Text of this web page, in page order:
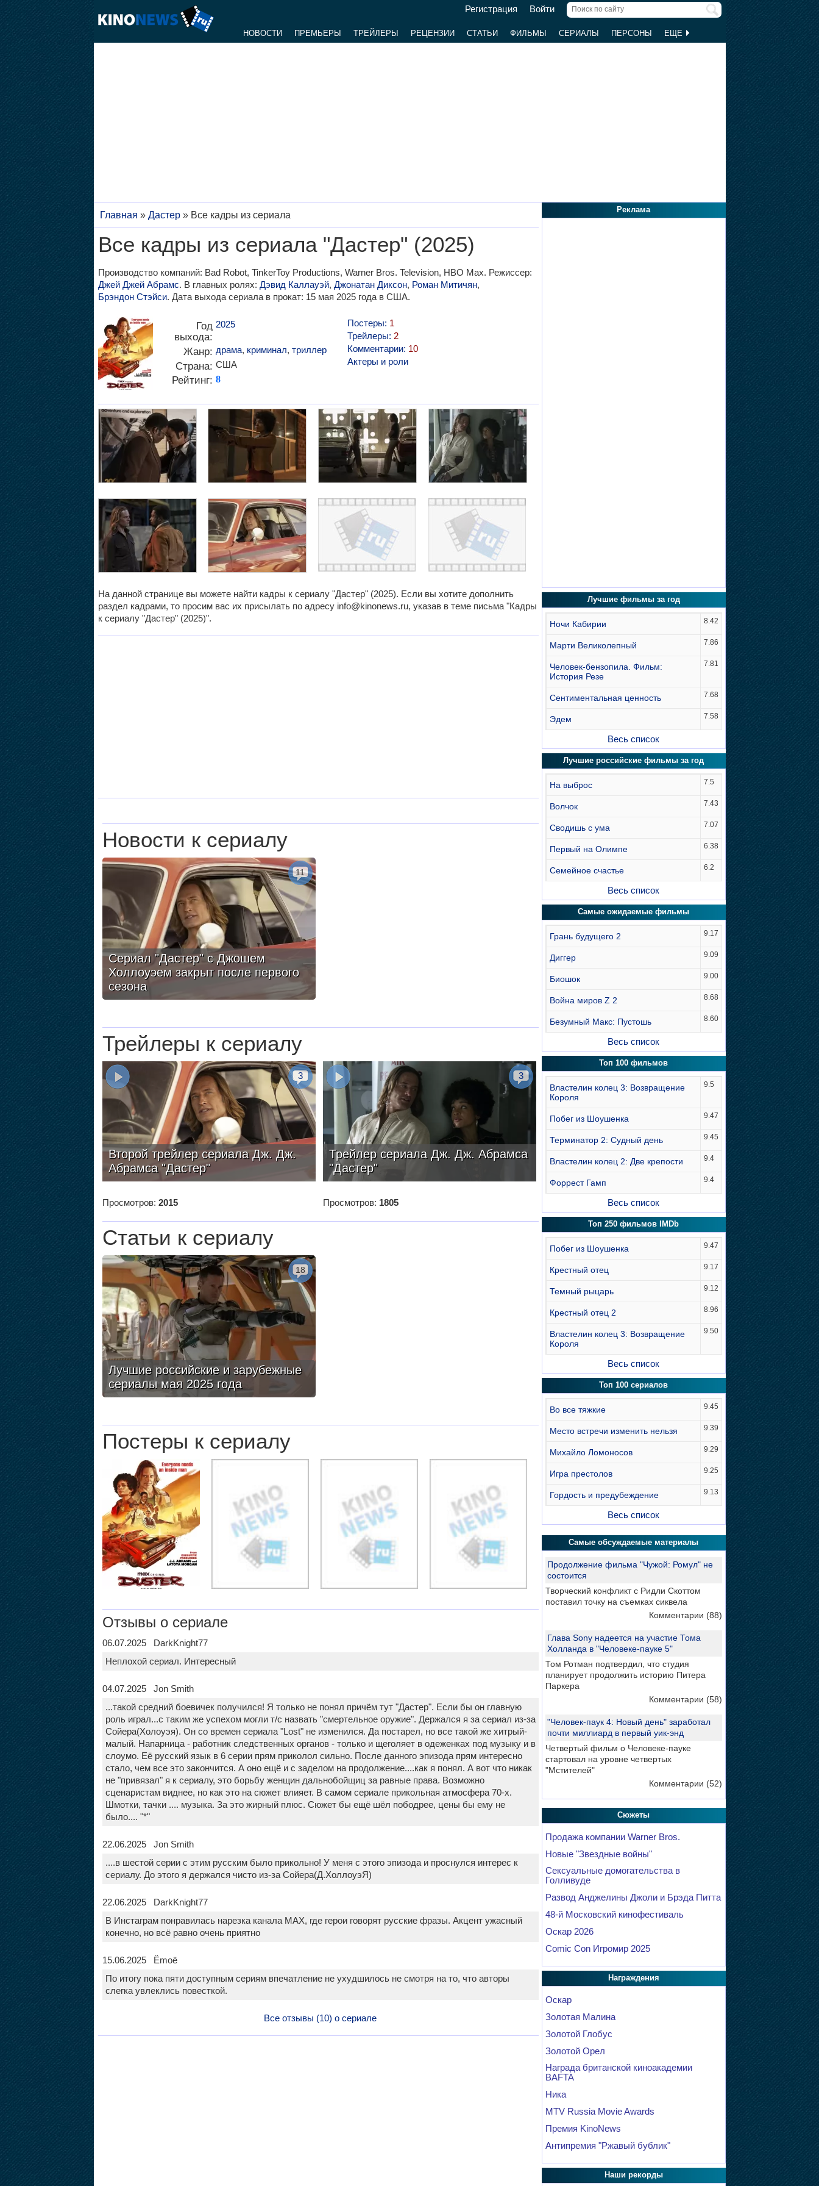
Регистрация Войти
НОВОСТИ ПРЕМЬЕРЫ ТРЕЙЛЕРЫ РЕЦЕНЗИИ СТАТЬИ ФИЛЬМЫ СЕРИАЛЫ ПЕРСОНЫ ЕЩЕ
Главная » Дастер» Все кадры из сериала
Все кадры из сериала "Дастер" (2025)
Производство компаний: Bad Robot, TinkerToy Productions, Warner Bros. Television, HBO Max. Режиссер:
Джей Джей Абрамс. В главных ролях: Дэвид Каллауэй, Джонатан Диксон, Роман Митичян,
Брэндон Стэйси. Дата выхода сериала в прокат: 15 мая 2025 года в США.
Год
выхода:
2025
Жанр: драма, криминал, триллер
Страна: США
Рейтинг: 8
Постеры: 1
Трейлеры: 2
Комментарии: 10
Актеры и роли
На данной странице вы можете найти кадры к сериалу "Дастер" (2025). Если вы хотите дополнить
раздел кадрами, то просим вас их присылать по адресу info@kinonews.ru, указав в теме письма "Кадры
к сериалу "Дастер" (2025)".
Новости к сериалу
Сериал "Дастер" с Джошем
Холлоуэем закрыт после первого
сезона
11
Трейлеры к сериалу
Второй трейлер сериала Дж. Дж.
Абрамса "Дастер"
3
Просмотров: 2015
Трейлер сериала Дж. Дж. Абрамса
"Дастер"
3
Просмотров: 1805
Статьи к сериалу
Лучшие российские и зарубежные
сериалы мая 2025 года
18
Постеры к сериалу
Отзывы о сериале
06.07.2025 DarkKnight77
Неплохой сериал. Интересный
04.07.2025 Jon Smith
...такой средний боевичек получился! Я только не понял причём тут "Дастер". Если бы он главную
роль играл...с таким же успехом могли т/с назвать "смертельное оружие". Держался я за сериал из-за
Сойера(Холоуэя). Он со времен сериала "Lost" не изменился. Да постарел, но все такой же хитрый-
малый. Напарница - работник следственных органов - только и щеголяет в одеженках под музыку и в
слоумо. Её русский язык в 6 серии прям приколол сильно. После данного эпизода прям интересно
стало, чем все это закончится. А оно ещё и с заделом на продолжение....как я понял. А вот что никак
не "привязал" я к сериалу, это борьбу женщин дальнобойщиц за равные права. Возможно
сценаристам виднее, но как это на сюжет влияет. В самом сериале прикольная атмосфера 70-х.
Шмотки, тачки .... музыка. За это жирный плюс. Сюжет бы ещё шёл пободрее, цены бы ему не
было.... "*"
22.06.2025 Jon Smith
....в шестой серии с этим русским было прикольно! У меня с этого эпизода и проснулся интерес к
сериалу. До этого я держался чисто из-за Сойера(Д.ХоллоуэЯ)
22.06.2025 DarkKnight77
В Инстаграм понравилась нарезка канала MAX, где герои говорят русские фразы. Акцент ужасный
конечно, но всё равно очень приятно
15.06.2025 Ёmoё
По итогу пока пяти доступным сериям впечатление не ухудшилось не смотря на то, что авторы
слегка увлеклись повесткой.
Все отзывы (10) о сериале
Реклама
Лучшие фильмы за год
Ночи Кабирии 8.42
Марти Великолепный 7.86
Человек-бензопила. Фильм:
История Резе
7.81
Сентиментальная ценность 7.68
Эдем 7.58
Весь список
Лучшие российские фильмы за год
На выброс 7.5
Волчок 7.43
Сводишь с ума 7.07
Первый на Олимпе 6.38
Семейное счастье 6.2
Весь список
Самые ожидаемые фильмы
Грань будущего 2 9.17
Диггер 9.09
Биошок 9.00
Война миров Z 2 8.68
Безумный Макс: Пустошь 8.60
Весь список
Топ 100 фильмов
Властелин колец 3: Возвращение
Короля
9.5
Побег из Шоушенка 9.47
Терминатор 2: Судный день 9.45
Властелин колец 2: Две крепости 9.4
Форрест Гамп 9.4
Весь список
Топ 250 фильмов IMDb
Побег из Шоушенка 9.47
Крестный отец 9.17
Темный рыцарь 9.12
Крестный отец 2 8.96
Властелин колец 3: Возвращение
Короля
9.50
Весь список
Топ 100 сериалов
Во все тяжкие 9.45
Место встречи изменить нельзя 9.39
Михайло Ломоносов 9.29
Игра престолов 9.25
Гордость и предубеждение 9.13
Весь список
Самые обсуждаемые материалы
Продолжение фильма "Чужой: Ромул" не
состоится
Творческий конфликт с Ридли Скоттом
поставил точку на съемках сиквела
Комментарии (88)
Глава Sony надеется на участие Тома
Холланда в "Человеке-пауке 5"
Том Ротман подтвердил, что студия
планирует продолжить историю Питера
Паркера
Комментарии (58)
"Человек-паук 4: Новый день" заработал
почти миллиард в первый уик-энд
Четвертый фильм о Человеке-пауке
стартовал на уровне четвертых
"Мстителей"
Комментарии (52)
Сюжеты
Продажа компании Warner Bros.
Новые "Звездные войны"
Сексуальные домогательства в
Голливуде
Развод Анджелины Джоли и Брэда Питта
48-й Московский кинофестиваль
Оскар 2026
Comic Con Игромир 2025
Награждения
Оскар
Золотая Малина
Золотой Глобус
Золотой Орел
Награда британской киноакадемии
BAFTA
Ника
MTV Russia Movie Awards
Премия KinoNews
Антипремия "Ржавый бублик"
Наши рекорды